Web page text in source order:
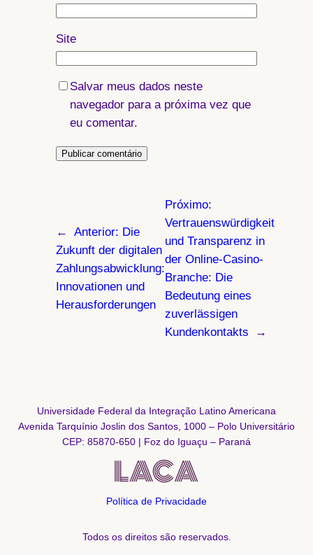
Site
Salvar meus dados neste
navegador para a próxima vez que
eu comentar.
← Anterior: Die
Zukunft der digitalen
Zahlungsabwicklung:
Innovationen und
Herausforderungen
Próximo:
Vertrauenswürdigkeit
und Transparenz in
der Online-Casino-
Branche: Die
Bedeutung eines
zuverlässigen
Kundenkontakts
→
Universidade Federal da Integração Latino Americana
Avenida Tarquínio Joslin dos Santos, 1000 – Polo Universitário
CEP: 85870-650 | Foz do Iguaçu – Paraná
Política de Privacidade
Todos os direitos são reservados.